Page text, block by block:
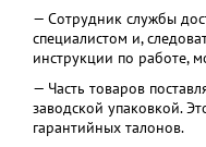
— Сотрудник службы
специалистом и,
инструкции по работе,
— Часть товаров
заводской упаковкой.
гарантийных талонов.